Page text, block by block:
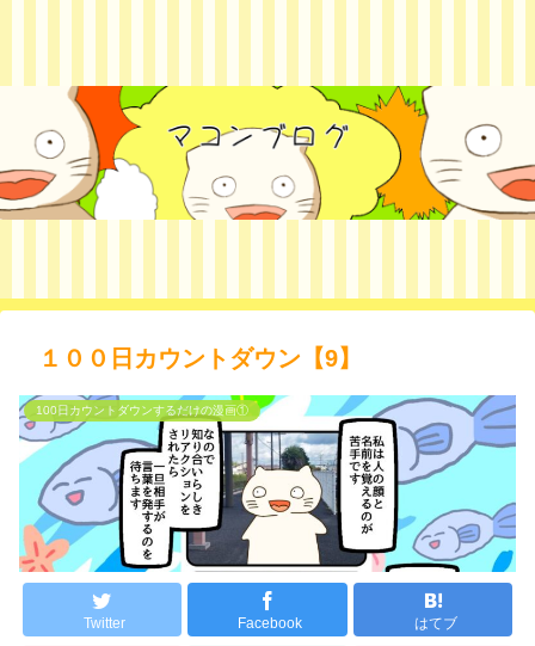
１００日カウントダウン【9】
100日カウントダウンするだけの漫画①
Twitter Facebook はてブ